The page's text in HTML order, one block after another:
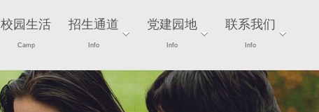
校园生活
Camp
招生通道
Info
党建园地
Info
联系我们
Info